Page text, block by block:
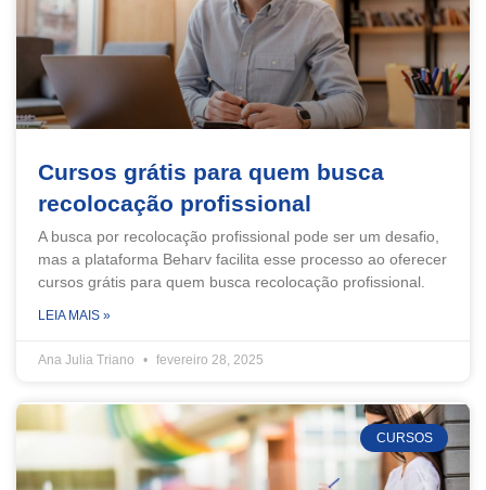
Cursos grátis para quem busca
recolocação profissional
A busca por recolocação profissional pode ser um desafio,
mas a plataforma Beharv facilita esse processo ao oferecer
cursos grátis para quem busca recolocação profissional.
LEIA MAIS »
Ana Julia Triano fevereiro 28, 2025
CURSOS